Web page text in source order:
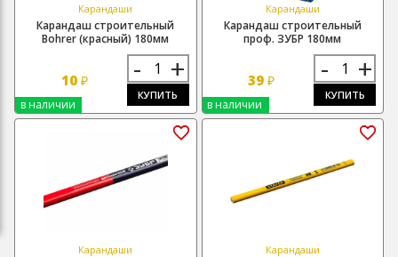
Карандаши
Карандаш строительный
Bohrer (красный) 180мм
10 ₽ - +
КУПИТЬ
в наличии
Карандаши
Карандаш строительный
проф. ЗУБР 180мм
39₽ - +
КУПИТЬ
в наличии
Карандаши Карандаши